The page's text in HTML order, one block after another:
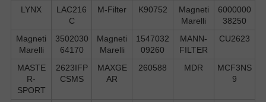
LYNX
LAC216
C
M-Filter K90752
Magneti
Marelli
6000000
38250
Magneti
Marelli
3502030
64170
Magneti
Marelli
1547032
09260
MANN-
FILTER
CU2623
MASTE
R-
SPORT
2623IFP
CSMS
MAXGE
AR
260588 MDR
MCF3NS
9